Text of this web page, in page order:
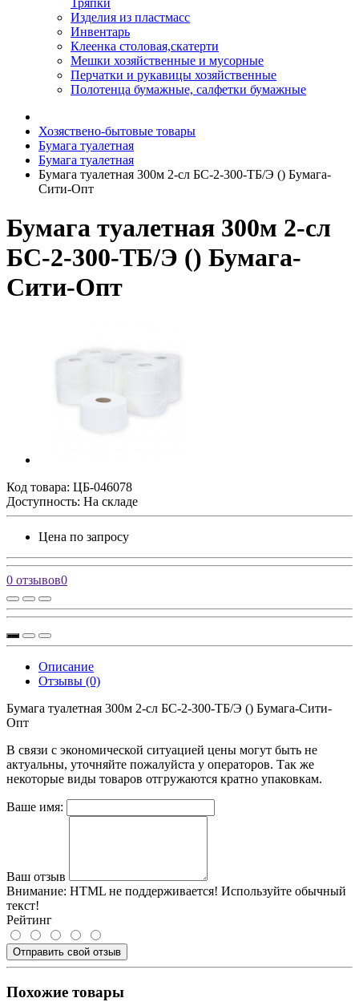
Тряпки
Изделия из пластмасс
Инвентарь
Клеенка столовая,скатерти
Мешки хозяйственные и мусорные
Перчатки и рукавицы хозяйственные
Полотенца бумажные, салфетки бумажные
Хозяствено-бытовые товары
Бумага туалетная
Бумага туалетная
Бумага туалетная 300м 2-сл БС-2-300-ТБ/Э () Бумага-
Сити-Опт
Бумага туалетная 300м 2-сл
БС-2-300-ТБ/Э () Бумага-
Сити-Опт
Код товара: ЦБ-046078
Доступность: На складе
Цена по запросу
0 отзывов0
Описание
Отзывы (0)
Бумага туалетная 300м 2-сл БС-2-300-ТБ/Э () Бумага-Сити-
Опт
В связи с экономической ситуацией цены могут быть не
актуальны, уточняйте пожалуйста у операторов. Так же
некоторые виды товаров отгружаются кратно упаковкам.
Ваше имя:
Ваш отзыв
Внимание: HTML не поддерживается! Используйте обычный
текст!
Рейтинг
Отправить свой отзыв
Похожие товары